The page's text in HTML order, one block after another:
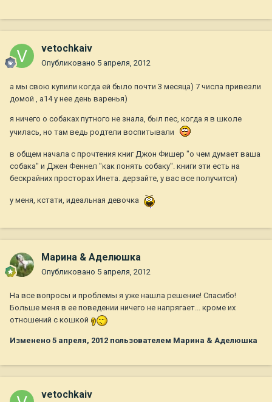
vetochkaiv
Опубликовано 5 апреля, 2012
а мы свою купили когда ей было почти 3 месяца) 7 числа привезли
домой , а14 у нее день варенья)
я ничего о собаках путного не знала, был пес, когда я в школе
училась, но там ведь родтели воспитывали
в общем начала с прочтения книг Джон Фишер "о чем думает ваша
собака" и Джен Феннел "как понять собаку". книги эти есть на
бескрайних просторах Инета. дерзайте, у вас все получится)
у меня, кстати, идеальная девочка
Марина & Аделюшка
Опубликовано 5 апреля, 2012
На все вопросы и проблемы я уже нашла решение! Спасибо!
Больше меня в ее поведении ничего не напрягает... кроме их
отношений с кошкой
Изменено 5 апреля, 2012 пользователем Марина & Аделюшка
vetochkaiv